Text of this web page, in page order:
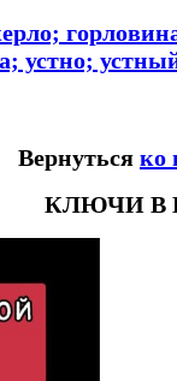
устно;
Вернуться ко
КЛЮЧИ В